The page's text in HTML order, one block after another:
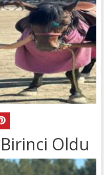
Oldu